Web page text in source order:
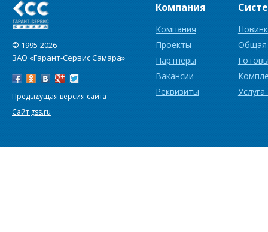
© 1995-2026
ЗАО «Гарант-Сервис Самара»
Предыдущая версия сайта
Сайт gss.ru
Компания
Компания
Проекты
Партнеры
Вакансии
Реквизиты
Общая